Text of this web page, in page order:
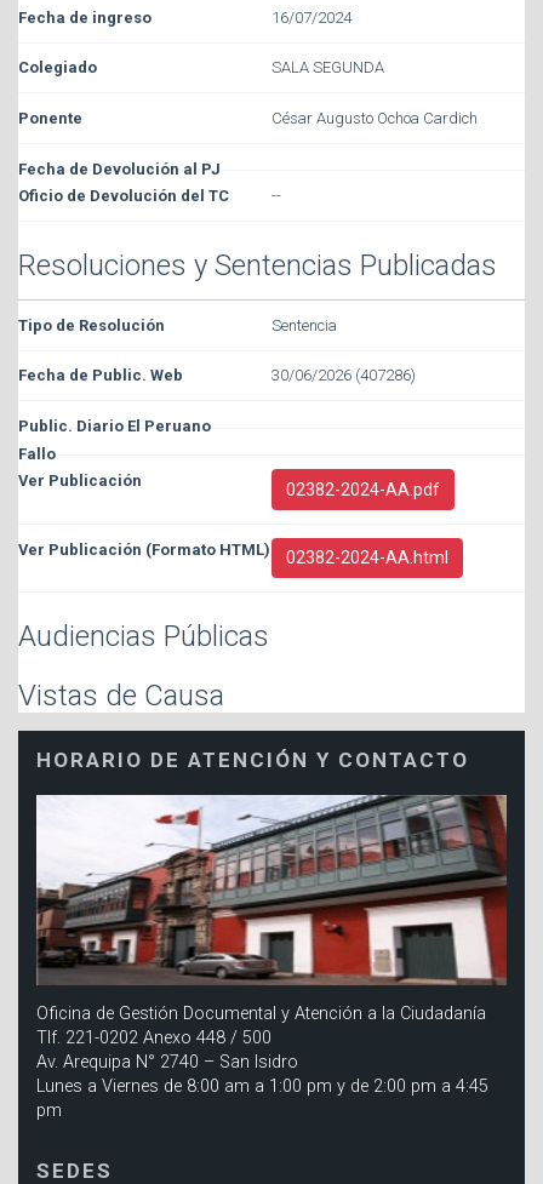
16/07/2024
SALA SEGUNDA
César Augusto Ochoa Cardich
--
Resoluciones y Sentencias Publicadas
Sentencia
30/06/2026 (407286)
02382-2024-AA.pdf
02382-2024-AA.html
Audiencias Públicas
Vistas de Causa
HORARIO DE ATENCIÓN Y CONTACTO
Oficina de Gestión Documental y Atención a la Ciudadanía
Tlf. 221-0202 Anexo 448 / 500
Av. Arequipa N° 2740 – San Isidro
Lunes a Viernes de 8:00 am a 1:00 pm y de 2:00 pm a 4:45
pm
SEDES